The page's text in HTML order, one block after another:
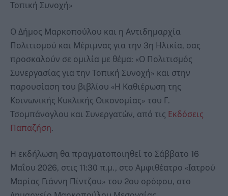
Τοπική Συνοχή»
Ο Δήμος Μαρκοπούλου και η Αντιδημαρχία
Πολιτισμού και Μέριμνας για την 3η Ηλικία, σας
προσκαλούν σε ομιλία με θέμα: «Ο Πολιτισμός
Συνεργασίας για την Τοπική Συνοχή» και στην
παρουσίαση του βιβλίου «Η Καθιέρωση της
Κοινωνικής Κυκλικής Οικονομίας» του Γ.
Τσομπάνογλου και Συνεργατών, από τις Εκδόσεις
Παπαζήση.
Η εκδήλωση θα πραγματοποιηθεί το Σάββατο 16
Μαΐου 2026, στις 11:30 π.μ., στο Αμφιθέατρο «Ιατρού
Μαρίας Γιάννη Πίντζου» του 2ου ορόφου, στο